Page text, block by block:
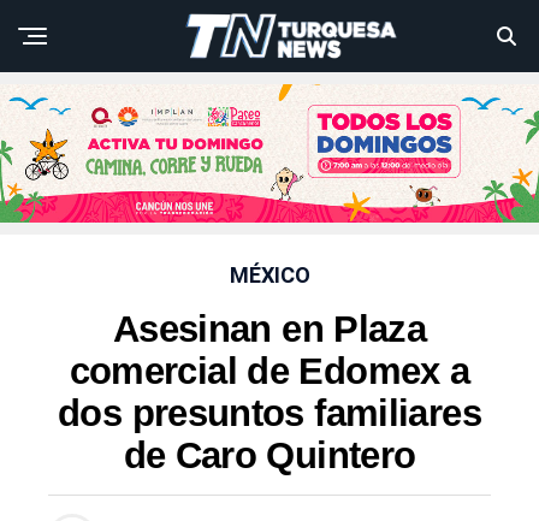
MÉXICO
Asesinan en Plaza
comercial de Edomex a
dos presuntos familiares
de Caro Quintero